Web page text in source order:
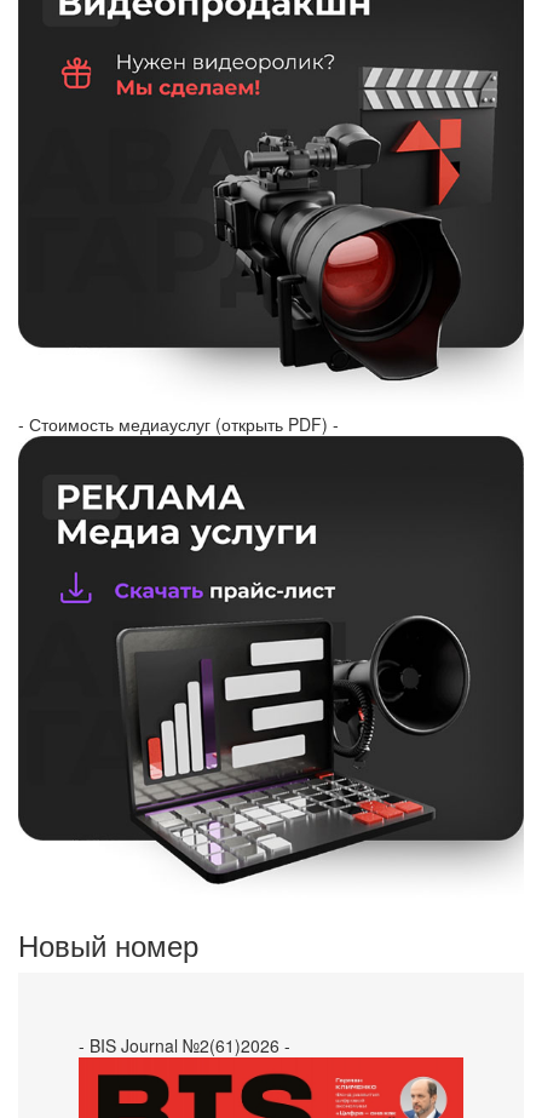
- Стоимость медиауслуг (открыть PDF) -
Новый номер
- BIS Journal №2(61)2026 -